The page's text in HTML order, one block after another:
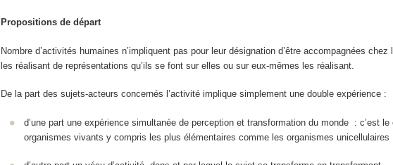
Propositions de départ
Nombre d’activités humaines n’impliquent pas pour leur désignation d’être accompagnées
les réalisant de représentations qu’ils se font sur elles ou sur eux-mêmes les réalisant.
De la part des sujets-acteurs concernés l’activité implique simplement une double expérience :
d’une part une expérience simultanée de perception et transformation du monde : c’est
organismes vivants y compris les plus élémentaires comme les organismes unicellulaires